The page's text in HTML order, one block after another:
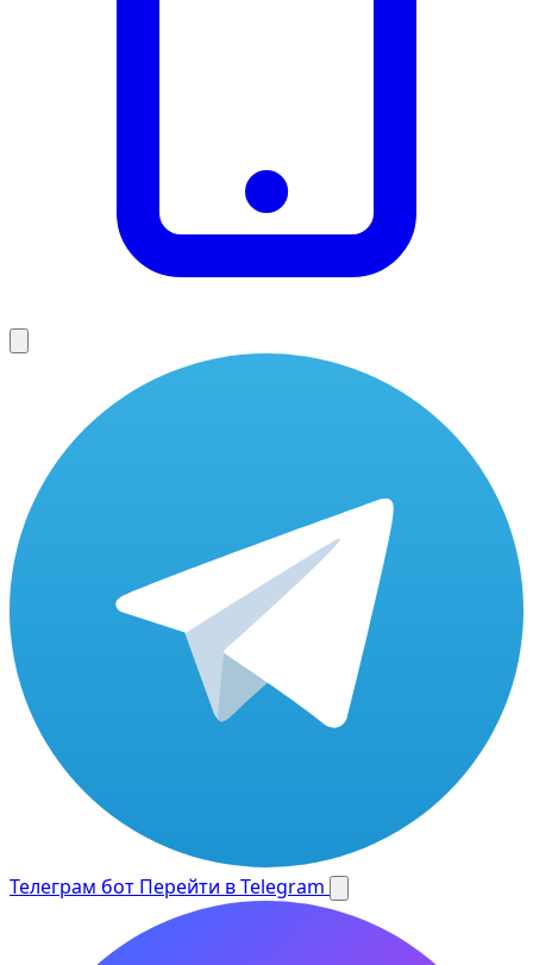
Телеграм бот Перейти в Telegram